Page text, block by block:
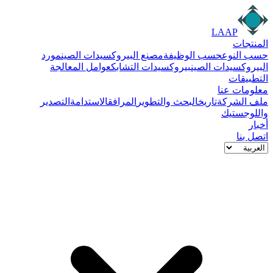
LAAP
المنتجات
حسب النوعحسب الوظيفةمصنع البيروكسيدات الصينمورد
البيروكسيدات الصينبيروكسيدات التشابكعوامل المعالجة
التطبيقات
معلومات عنا
ملف الشركةتاريخالبحث والتطوير المرافقالاستدامة التصدير
واللوجستيك
أخبار
اتصل بنا